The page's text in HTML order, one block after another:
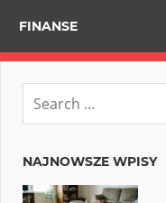
FINANSE
NAJNOWSZE WPISY